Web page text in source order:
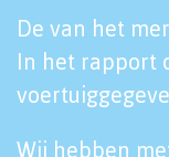
De van het
In het rapport
Wij hebben